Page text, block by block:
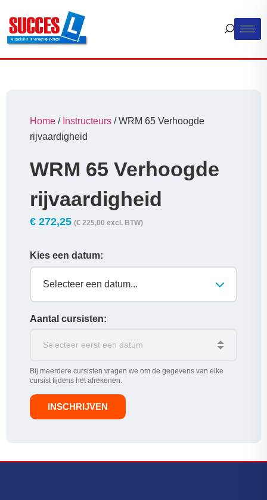
Home / Instructeurs / WRM 65 Verhoogde
rijvaardigheid
WRM 65 Verhoogde
rijvaardigheid
€ 272,25 (€ 225,00 excl. BTW)
Kies een datum:
Selecteer een datum...
Aantal cursisten:
Bij meerdere cursisten vragen we om de gegevens van elke
cursist tijdens het afrekenen.
INSCHRIJVEN